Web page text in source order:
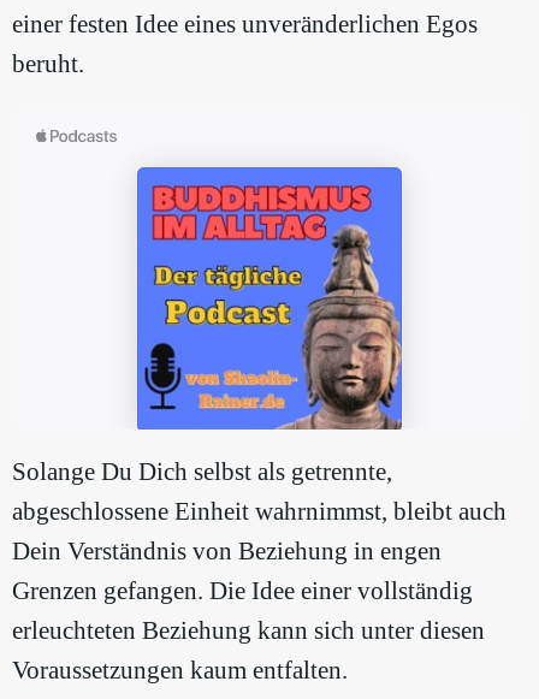
einer festen Idee eines unveränderlichen Egos
beruht.
Solange Du Dich selbst als getrennte,
abgeschlossene Einheit wahrnimmst, bleibt auch
Dein Verständnis von Beziehung in engen
Grenzen gefangen. Die Idee einer vollständig
erleuchteten Beziehung kann sich unter diesen
Voraussetzungen kaum entfalten.